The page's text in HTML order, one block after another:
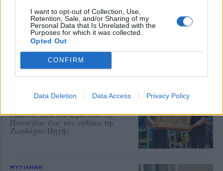
I want to opt-out of Collection, Use,
Retention, Sale, and/or Sharing of my
Personal Data that Is Unrelated with the
Purposes for which it was collected.
Opted Out
CONFIRM
Data Deletion Data Access Privacy Policy
UNESCO
Μαθητές του Πρότυπου ΓΕΛ
Μυτιλήνης παρουσίασαν το
Απολιθωμένο Δάσος και τη
συμβολή του στη μελέτη της
κλιματικής αλλαγής
ΧΩΡΙΑ
Μεταμόρφωση του Σωτήρος
εικόνας από τον Ιερό Ναό της
Παναγίας έως τον ναΐσκο της
Ζωοδόχου Πηγής
ΜΥΤΙΛΗΝΗ